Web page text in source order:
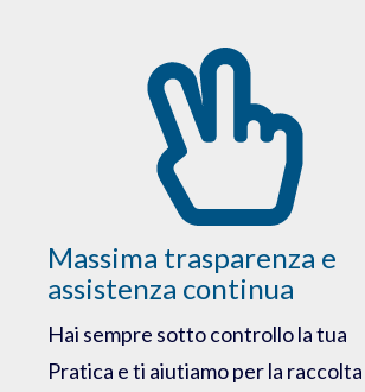
Massima trasparenza e
assistenza continua
Hai sempre sotto controllo la tua
Pratica e ti aiutiamo per la